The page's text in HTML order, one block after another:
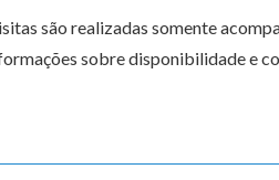
são realizadas somente
sobre disponibilidade e